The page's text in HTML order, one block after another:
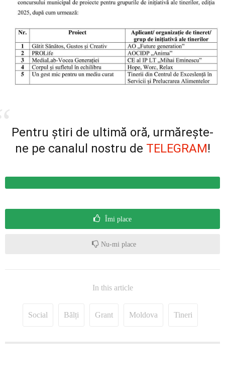
Pentru știri de ultimă oră, urmărește-
ne pe canalul nostru de TELEGRAM!
Îmi place
Nu-mi place
In this article
Social Bălți Grant Moldova Tineri